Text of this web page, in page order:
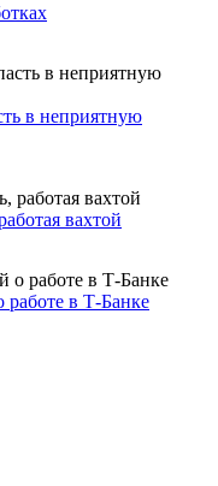
в неприятную
вахтой
в Т-Банке